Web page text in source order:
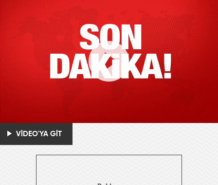
VİDEO'YA GİT